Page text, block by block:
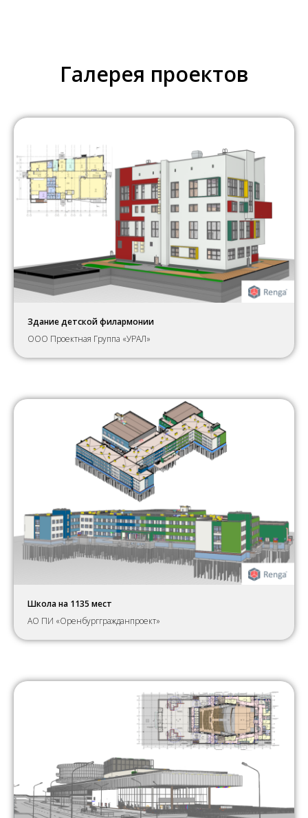
Галерея проектов
Здание детской филармонии
ООО Проектная Группа «УРАЛ»
Школа на 1135 мест
АО ПИ «Оренбурггражданпроект»